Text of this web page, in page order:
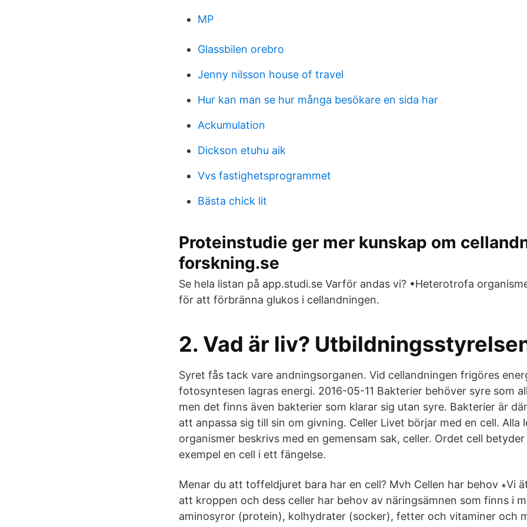
MP
Glassbilen orebro
Jenny nilsson house of travel
Hur kan man se hur många besökare en sida har
Ackumulation
Dickson etuhu aik
Vvs fastighetsprogrammet
Bästa chick lit
Proteinstudie ger mer kunskap om
forskning.se
Se hela listan på app.studi.se Varför andas vi? •Heterotrofa
för att förbränna glukos i cellandningen.
2. Vad är liv?
Syret fås tack vare andningsorganen. Vid cellandningen frigöres
fotosyntesen lagras energi. 2016-05-11 Bakterier behöver syre som
men det finns även bakterier som klarar sig utan syre. Bakterier är
att anpassa sig till sin om givning. Celler Livet börjar med en cell. Alla
organismer beskrivs med en gemensam sak, celler. Ordet cell
exempel en cell i ett fängelse.
Menar du att toffeldjuret bara har en cell? Mvh Cellen har behov ∗Vi
att kroppen och dess celler har behov av näringsämnen som finns i
aminosyror (protein), kolhydrater (socker), fetter och vitaminer och